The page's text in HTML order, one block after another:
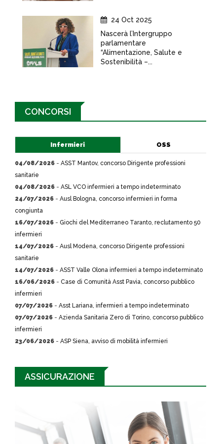
24 Oct 2025
Nascerà l’Intergruppo
parlamentare
“Alimentazione, Salute e
Sostenibilità –...
CONCORSI
Infermieri OSS
04/08/2026 - ASST Mantov, concorso Dirigente professioni
sanitarie
04/08/2026 - ASL VCO infermieri a tempo indeterminato
24/07/2026 - Ausl Bologna, concorso infermieri in forma
congiunta
16/07/2026 - Giochi del Mediterraneo Taranto, reclutamento 50
infermieri
14/07/2026 - Ausl Modena, concorso Dirigente professioni
sanitarie
14/07/2026 - ASST Valle Olona infermieri a tempo indeterminato
16/06/2026 - Case di Comunità Asst Pavia, concorso pubblico
infermieri
07/07/2026 - Asst Lariana, infermieri a tempo indeterminato
07/07/2026 - Azienda Sanitaria Zero di Torino, concorso pubblico
infermieri
23/06/2026 - ASP Siena, avviso di mobilità infermieri
ASSICURAZIONE